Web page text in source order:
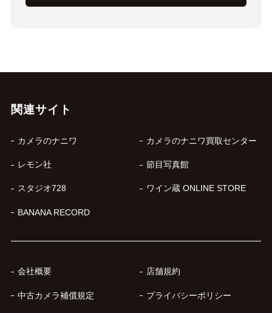
関連サイト
カメラのナニワ カメラのナニワ買取センター
レモン社 節目写真館
スタジオ728 ワイン蔵 ONLINE STORE
BANANA RECORD
会社概要 店舗規約
中古カメラ補償規定 プライバシーポリシー